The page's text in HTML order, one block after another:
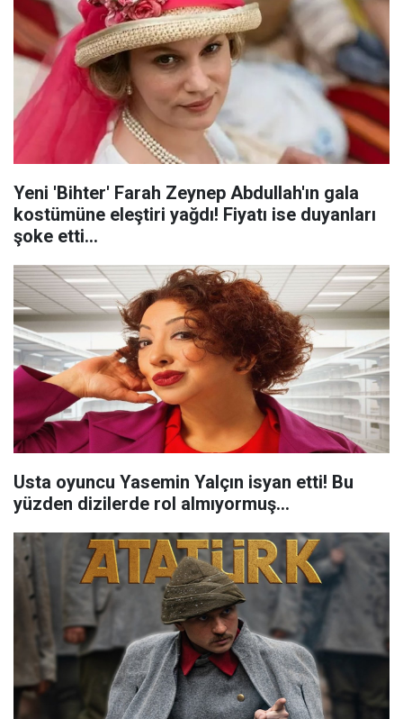
Yeni 'Bihter' Farah Zeynep Abdullah'ın gala
kostümüne eleştiri yağdı! Fiyatı ise duyanları
şoke etti...
Usta oyuncu Yasemin Yalçın isyan etti! Bu
yüzden dizilerde rol almıyormuş...